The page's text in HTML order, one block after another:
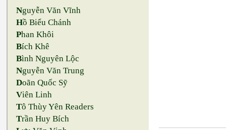
Nguyễn Văn Vĩnh
Hồ Biểu Chánh
Phan Khôi
Bích Khê
Bình Nguyên Lộc
Nguyễn Văn Trung
Doãn Quốc Sỹ
Viên Linh
Tô Thùy Yên Readers
Trần Huy Bích